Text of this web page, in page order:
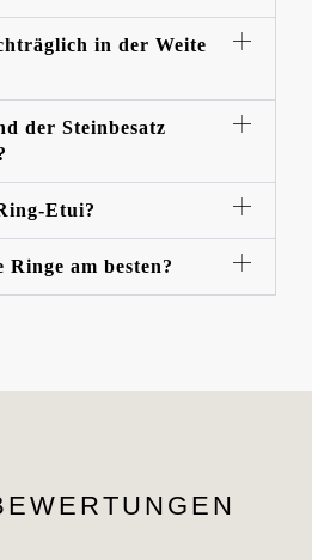
in der Weite
der Steinbesatz
Etui?
am besten?